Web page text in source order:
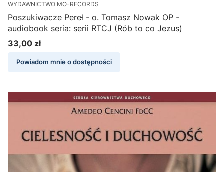
WYDAWNICTWO MO-RECORDS
Poszukiwacze Pereł - o. Tomasz Nowak OP -
audiobook seria: serii RTCJ (Rób to co Jezus)
Cena
33,00 zł
Powiadom mnie o dostępności